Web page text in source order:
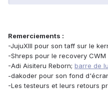
Remerciements :
-JujuXIII pour son taff sur le
-Shreps pour le recovery CWM
-Adi Aisiteru Reborn; barre de
-dakoder pour son fond
-Les testeurs et leurs retours